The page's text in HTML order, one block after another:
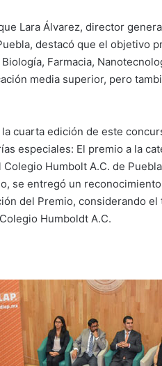
Lara Álvarez, director
destacó que el objetivo
Farmacia,
media superior, pero
cuarta edición de este
especiales: El premio a la
Humbolt A.C. de
se entregó un
del Premio, considerando
Humboldt A.C.